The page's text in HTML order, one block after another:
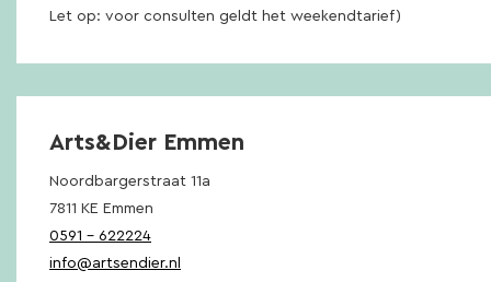
Let op: voor consulten geldt het weekendtarief)
Arts&Dier Emmen
Noordbargerstraat 11a
7811 KE Emmen
0591 – 622224
info@artsendier.nl